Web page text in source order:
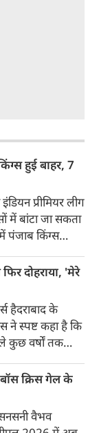
हुई बाहर, 7
प्रीमियर लीग
में बांटा जा सकता
पंजाब किंग्स
करना पड़ा इसके
जरूर जीती
किस्मत
गई थी।
दोहराया, 'मेरे
हैदराबाद के
ने स्पष्ट कहा है कि
वर्षों तक
यह बयान उस चर्चा
कहा जा रहा
के कुछ बड़े खिलाड़ी
अन्य फ्रेंचाइजी
क्रिस गेल के
वैभव